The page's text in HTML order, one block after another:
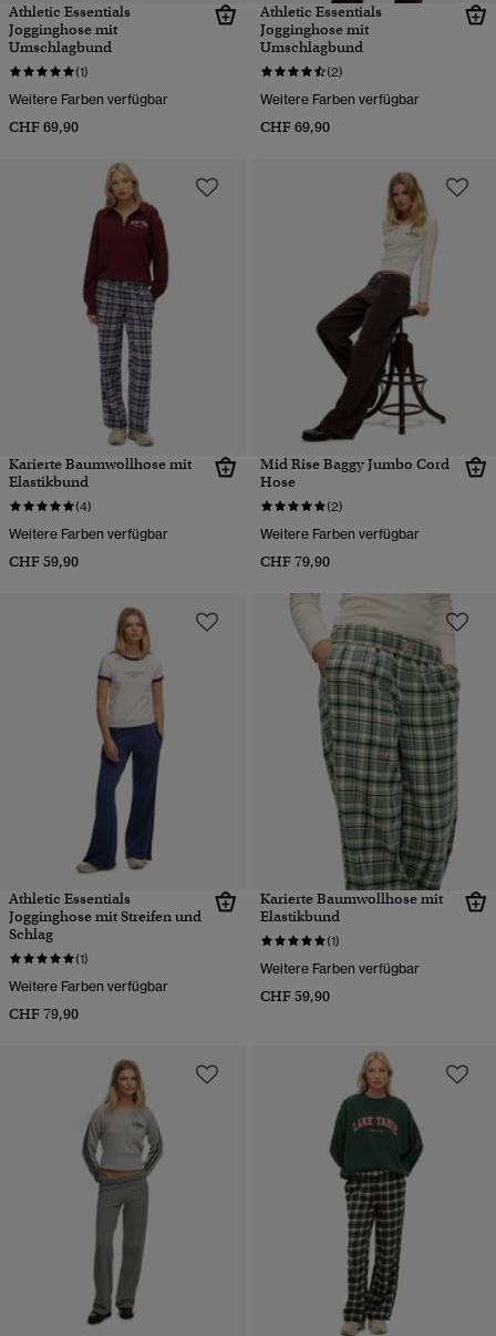
Athletic Essentials
Jogginghose mit
Umschlagbund
(1)
Weitere Farben verfügbar
CHF 69,90
Athletic Essentials
Jogginghose mit
Umschlagbund
(2)
Weitere Farben verfügbar
CHF 69,90
Karierte Baumwollhose mit
Elastikbund
(4)
Weitere Farben verfügbar
CHF 59,90
Mid Rise Baggy Jumbo Cord
Hose
(2)
Weitere Farben verfügbar
CHF 79,90
Athletic Essentials
Jogginghose mit Streifen und
Schlag
(1)
Weitere Farben verfügbar
CHF 79,90
Karierte Baumwollhose mit
Elastikbund
(1)
Weitere Farben verfügbar
CHF 59,90